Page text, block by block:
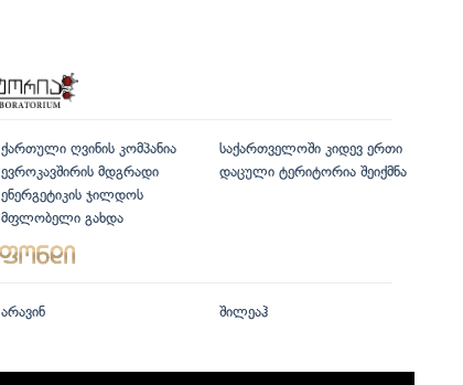
ქართული ღვინის კომპანია
ევროკავშირის მდგრადი
ენერგეტიკის ჯილდოს
მფლობელი გახდა
საქართველოში კიდევ ერთი
დაცული ტერიტორია შეიქმნა
არავინ შილეაჰ